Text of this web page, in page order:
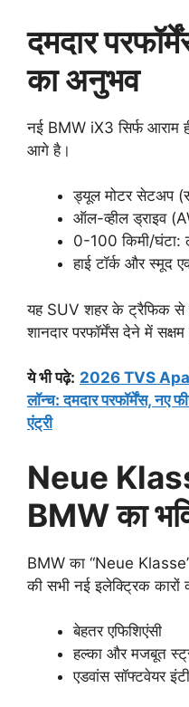
दमदार
का अनुभव
नई BMW iX3 सिर्फ आराम
आगे है।
ड्यूल मोटर सेटअप
ऑल-व्हील ड्राइव
0-100 किमी/
हाई टॉर्क और स्मूद
यह SUV शहर के ट्रैफिक से
शानदार परफॉर्मेंस देने में सक्षम
ये भी पढ़े: 2026 TVS
लॉन्च: दमदार परफॉर्मेंस,
एंट्री
Neue
BMW का
BMW का “Neue
की सभी नई इलेक्ट्रिक कारों
बेहतर एफिशिएंसी
हल्का और मजबूत
एडवांस सॉफ्टवेयर